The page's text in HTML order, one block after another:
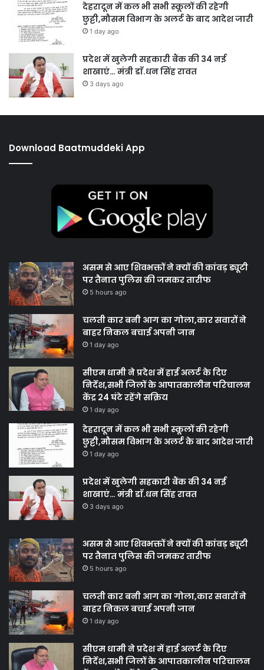
देहरादून में कल भी सभी स्कूलों की रहेगी
छुट्टी,मौसम विभाग के अलर्ट के बाद आदेश जारी
1 day ago
प्रदेश में खुलेगी सहकारी बैंक की 34 नई
शाखाएं… मंत्री डाॅ.धन सिंह रावत
3 days ago
Download Baatmuddeki App
असम से आए शिवभक्तों ने क्यों की कांवड़ ड्यूटी
पर तैनात पुलिस की जमकर तारीफ
5 hours ago
चलती कार बनी आग का गोला,कार सवारों ने
बाहर निकल बचाई अपनी जान
1 day ago
सीएम धामी ने प्रदेश में हाई अलर्ट के दिए
निर्देश,सभी जिलों के आपातकालीन परिचालन
केंद्र 24 घंटे रहेंगे सक्रिय
1 day ago
देहरादून में कल भी सभी स्कूलों की रहेगी
छुट्टी,मौसम विभाग के अलर्ट के बाद आदेश जारी
1 day ago
प्रदेश में खुलेगी सहकारी बैंक की 34 नई
शाखाएं… मंत्री डाॅ.धन सिंह रावत
3 days ago
असम से आए शिवभक्तों ने क्यों की कांवड़ ड्यूटी
पर तैनात पुलिस की जमकर तारीफ
5 hours ago
चलती कार बनी आग का गोला,कार सवारों ने
बाहर निकल बचाई अपनी जान
1 day ago
सीएम धामी ने प्रदेश में हाई अलर्ट के दिए
निर्देश,सभी जिलों के आपातकालीन परिचालन